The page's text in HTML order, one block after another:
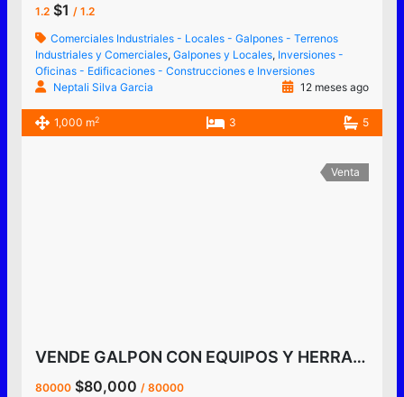
1.2$1 / 1.2
Comerciales Industriales - Locales - Galpones - Terrenos
Industriales y Comerciales, Galpones y Locales, Inversiones -
Oficinas - Edificaciones - Construcciones e Inversiones
Neptali Silva Garcia
12 meses ago
1,000 m2 3 5
Venta
VENDE GALPON CON EQUIPOS Y HERRAMIENTAS DE HERRERIA Y FERRETERIA EN LAS VEGAS DE TÁRIBA
80000$80,000 / 80000